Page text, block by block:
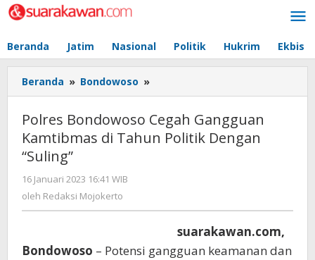
Lewati
ke
Beranda Jatim Nasional Politik Hukrim Ekbis
Beranda » Bondowoso »
Bondowoso
Cegah
Gangguan
Kamtibmas
“Suling”
Polres Bondowoso Cegah Gangguan
Kamtibmas di Tahun Politik Dengan
“Suling”
16 Januari 2023 16:41 WIB
oleh Redaksi Mojokerto
suarakawan.com,
Bondowoso – Potensi gangguan keamanan dan